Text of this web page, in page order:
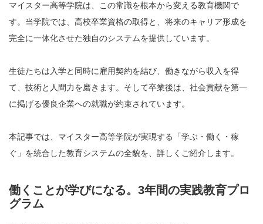
マイスター高等学院は、この常識を根本から変える教育機関で
す。当学院では、高校卒業資格の取得と、将来のキャリア形成を
完全に一体化させた独自のシステムを提供しています。
生徒たちは入学と同時に雇用契約を結び、働きながら収入を得
て、技術と人間力を磨きます。そして卒業後は、社会貢献を第一
に掲げる優良企業への就職が約束されています。
本記事では、マイスター高等学院が実現する「学ぶ・働く・稼
ぐ」を統合した教育システムの全貌を、詳しくご紹介します。
働くことが学びになる。3年間の実践教育プロ
グラム